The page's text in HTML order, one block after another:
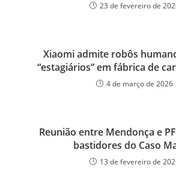
23 de fevereiro de
Xiaomi admite robôs
“estagiários” em fábrica de
4 de março de 2026
Reunião entre Mendonça e
bastidores do Caso
13 de fevereiro de